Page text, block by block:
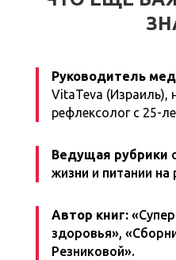
Руководитель
VitaTeva (Израиль),
рефлексолог с 25-
Ведущая рубрики
жизни и питании на
Автор книг:
здоровья»,
Резниковой».